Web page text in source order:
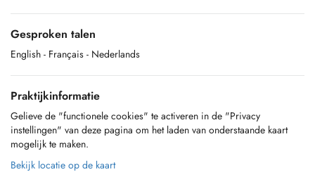
Gesproken talen
English - Français - Nederlands
Praktijkinformatie
Gelieve de "functionele cookies" te activeren in de "Privacy
instellingen" van deze pagina om het laden van onderstaande kaart
mogelijk te maken.
Bekijk locatie op de kaart